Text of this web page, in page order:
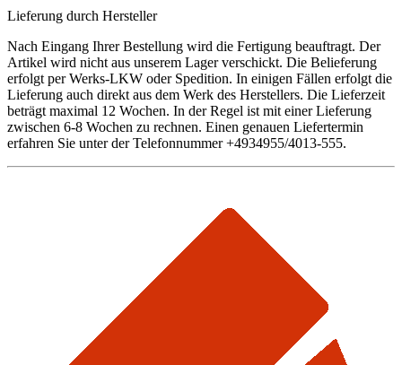
Lieferung durch Hersteller
Nach Eingang Ihrer Bestellung wird die Fertigung beauftragt. Der
Artikel wird nicht aus unserem Lager verschickt. Die Belieferung
erfolgt per Werks-LKW oder Spedition. In einigen Fällen erfolgt die
Lieferung auch direkt aus dem Werk des Herstellers. Die Lieferzeit
beträgt maximal 12 Wochen. In der Regel ist mit einer Lieferung
zwischen 6-8 Wochen zu rechnen. Einen genauen Liefertermin
erfahren Sie unter der Telefonnummer +4934955/4013-555.